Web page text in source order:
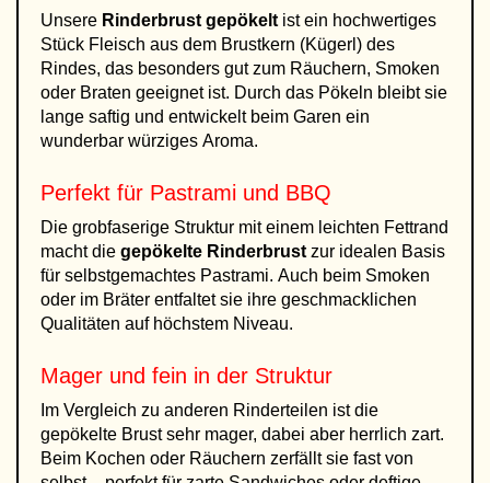
Unsere Rinderbrust gepökelt ist ein hochwertiges
Stück Fleisch aus dem Brustkern (Kügerl) des
Rindes, das besonders gut zum Räuchern, Smoken
oder Braten geeignet ist. Durch das Pökeln bleibt sie
lange saftig und entwickelt beim Garen ein
wunderbar würziges Aroma.
Perfekt für Pastrami und BBQ
Die grobfaserige Struktur mit einem leichten Fettrand
macht die gepökelte Rinderbrust zur idealen Basis
für selbstgemachtes Pastrami. Auch beim Smoken
oder im Bräter entfaltet sie ihre geschmacklichen
Qualitäten auf höchstem Niveau.
Mager und fein in der Struktur
Im Vergleich zu anderen Rinderteilen ist die
gepökelte Brust sehr mager, dabei aber herrlich zart.
Beim Kochen oder Räuchern zerfällt sie fast von